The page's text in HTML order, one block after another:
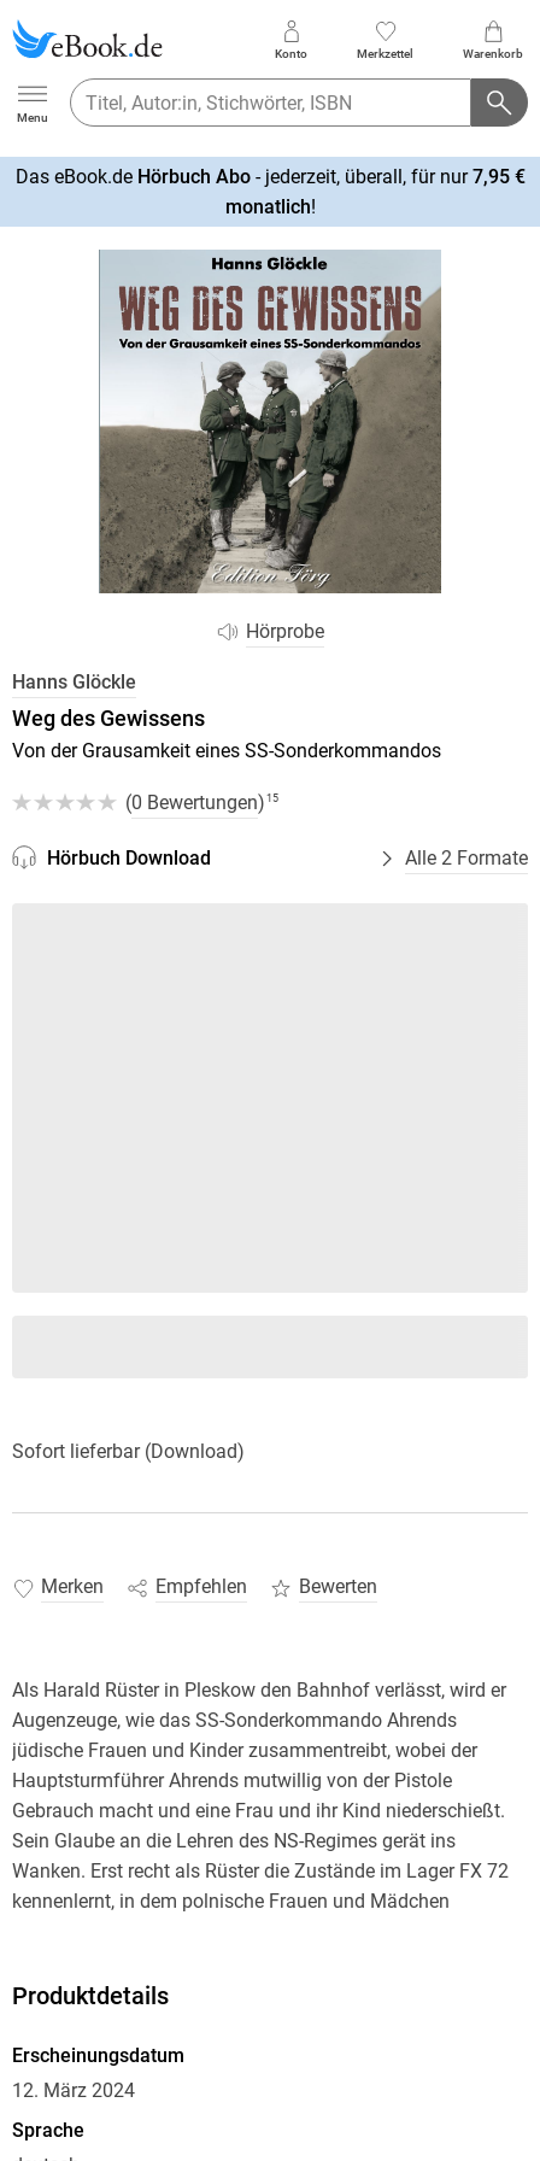
Ebook.de
Menu
Konto Merkzettel Warenkorb
Das eBook.de Hörbuch Abo- jederzeit, überall, für nur7,95 €
monatlich!
Hörprobe
Hanns Glöckle
Weg des Gewissens
Von der Grausamkeit eines SS-Sonderkommandos
(0 Bewertungen) 15
Hörbuch Download Alle 2 Formate
Sofort lieferbar (Download)
Merken Empfehlen Bewerten
Als Harald Rüster in Pleskow den Bahnhof verlässt, wird er
Augenzeuge, wie das SS-Sonderkommando Ahrends
jüdische Frauen und Kinder zusammentreibt, wobei der
Hauptsturmführer Ahrends mutwillig von der Pistole
Gebrauch macht und eine Frau und ihr Kind niederschießt.
Sein Glaube an die Lehren des NS-­Regimes gerät ins
Wanken. Erst recht als Rüster die Zustände im Lager FX 72
kennenlernt, in dem polnische Frauen und Mädchen
nur dann eine Erleichterung ihres Schicksals erfahren, wenn
ergeben.
bewahren - aber kann er es auch vor dem SS-
Produktdetails
Erscheinungsdatum
12. März 2024
Sprache